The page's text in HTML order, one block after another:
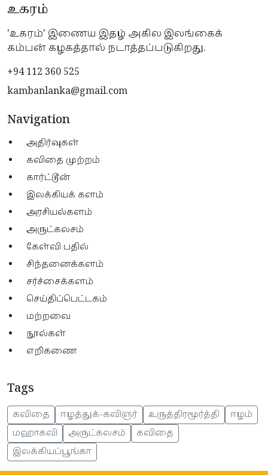
உகரம்
'உகரம்' இணைய இதழ் அகில இலங்கைக்
கம்பன் கழகத்தால் நடாத்தப்படுகிறது.
+94 112 360 525
kambanlanka@gmail.com
Navigation
அதிர்வுகள்
கவிதை முற்றம்
கார்ட்டூன்
இலக்கியக் களம்
அரசியல்களம்
அருட்கலசம்
கேள்வி பதில்
சிந்தனைக்களம்
சர்ச்சைக்களம்
செய்திப்பெட்டகம்
மற்றவை
நூல்கள்
எறிகணை
Tags
கவிதை ஈழத்துக்-கவிஞர் உருத்திரமூர்த்தி
ஈழம்
மஹாகவி
அருட்கலசம்
கவிதை
இலக்கியப்பூங்கா